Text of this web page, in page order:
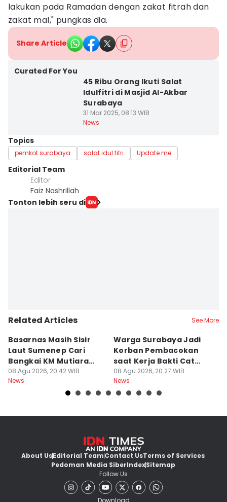
lakukan pada Ramadan dengan zakat fitrah dan
zakat mal," pungkas dia.
Share Article
Curated For You
45 Ribu Orang Ikuti Salat
Idulfitri di Masjid Al-Akbar
Surabaya
31 Mar 2025, 08:13 WIB
News
Topics
pemkot surabaya salat idul fitri Update me
Editorial Team
Editor
Faiz Nashrillah
Tonton lebih seru di
Related Articles See More
Basarnas Masih Sisir
Laut Sumenep Cari
Bangkai KM Mutiara
Sentosa II
08 Agu 2026, 20:42 WIB
News
Warga Surabaya Jadi
Korban Pembacokan
saat Kerja Bakti Cat
Gapura
08 Agu 2026, 20:27 WIB
News
About UsEditorial TeamContact UsTerms of Services
Pedoman Media SiberIndexSitemap
Follow Us
Download